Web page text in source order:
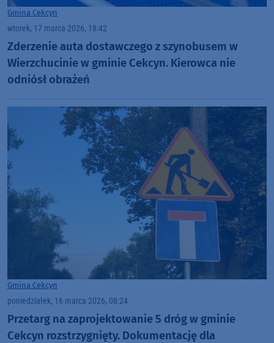
Gmina Cekcyn
wtorek, 17 marca 2026, 18:42
Zderzenie auta dostawczego z szynobusem w
Wierzchucinie w gminie Cekcyn. Kierowca nie
odniósł obrażeń
Gmina Cekcyn
poniedziałek, 16 marca 2026, 08:24
Przetarg na zaprojektowanie 5 dróg w gminie
Cekcyn rozstrzygnięty. Dokumentację dla